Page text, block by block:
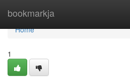
bookmarkja
Home
Home
1